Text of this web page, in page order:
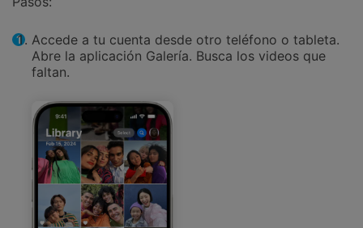
Accede a tu cuenta desde otro teléfono o tableta.
Abre la aplicación Galería. Busca los videos que
faltan.